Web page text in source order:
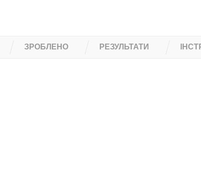
ЗРОБЛЕНО РЕЗУЛЬТАТИ